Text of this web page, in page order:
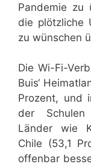
Pandemie zu
die plötzliche
zu wünschen
Die Wi-Fi-
Buis‘
Prozent, und
der Schulen
Länder wie
Chile (53,1
offenbar